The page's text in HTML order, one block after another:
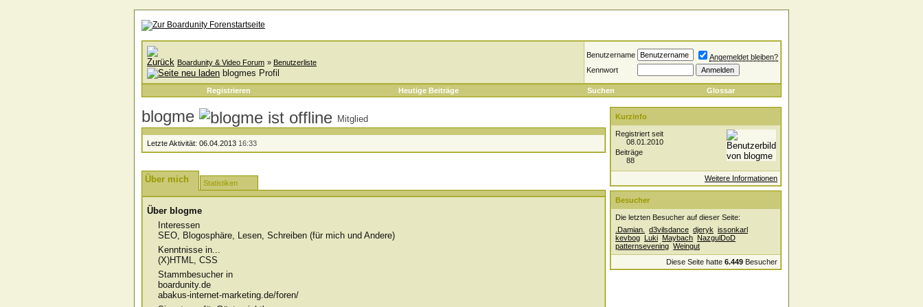
Boardunity & Video Forum » Benutzerliste
blogmes Profil
Benutzername
Angemeldet bleiben?
Kennwort
Registrieren Heutige Beiträge Suchen Glossar
blogme Mitglied
Letzte Aktivität: 06.04.2013 16:33
Über mich Statistiken
Über blogme
Interessen
SEO, Blogosphäre, Lesen, Schreiben (für mich und Andere)
Kenntnisse in...
(X)HTML, CSS
Stammbesucher in
boardunity.de
abakus-internet-marketing.de/foren/
Kurzinfo
Registriert seit
08.01.2010
Beiträge
88
Weitere Informationen
Besucher
Die letzten Besucher auf dieser Seite:
.Damian.
d3vilsdance djeryk issonkarl
kevbog Luki Maybach NazgulDoD
patternsevening Weingut
Diese Seite hatte 6.449 Besucher